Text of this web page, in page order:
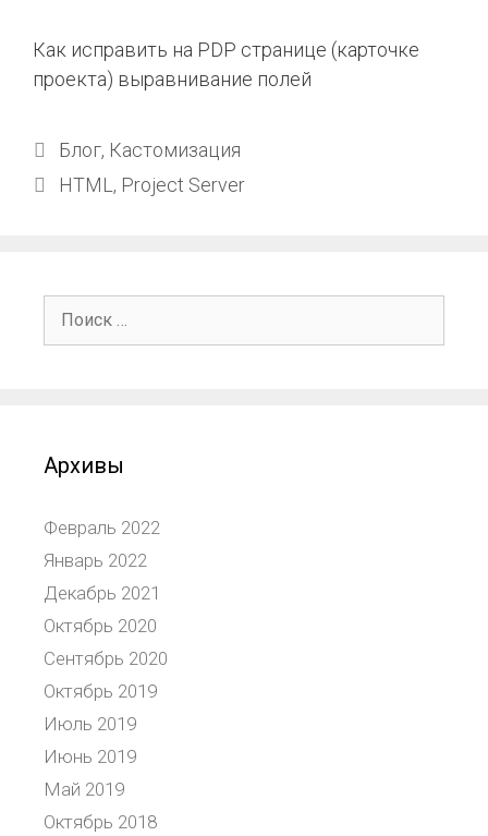
Как исправить на PDP странице (карточке
проекта) выравнивание полей
Блог, Кастомизация
HTML , Project Server
Архивы
Февраль 2022
Январь 2022
Декабрь 2021
Октябрь 2020
Сентябрь 2020
Октябрь 2019
Июль 2019
Июнь 2019
Май 2019
Октябрь 2018